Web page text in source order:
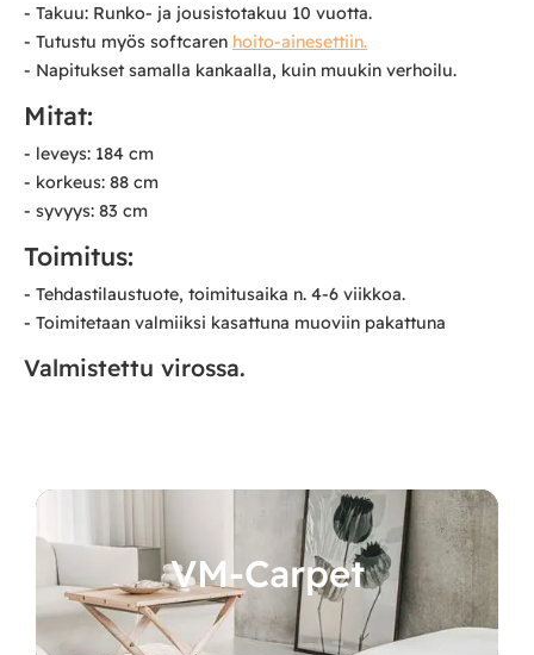
- Takuu: Runko- ja jousistotakuu 10 vuotta.
- Tutustu myös softcaren hoito-ainesettiin.
- Napitukset samalla kankaalla, kuin muukin verhoilu.
Mitat:
- leveys: 184 cm
- korkeus: 88 cm
- syvyys: 83 cm
Toimitus:
- Tehdastilaustuote, toimitusaika n. 4-6 viikkoa.
- Toimitetaan valmiiksi kasattuna muoviin pakattuna
Valmistettu virossa.
VM-Carpet